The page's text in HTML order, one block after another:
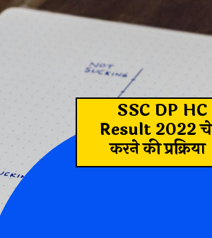
SSC DP HC
Result 2022
करने की प्रक्रिया